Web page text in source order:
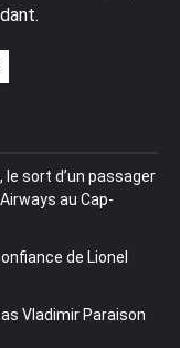
le sort d’un passager
au Cap-
de Lionel
Vladimir Paraison